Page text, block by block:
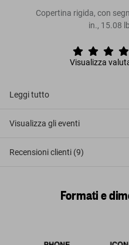
Copertina rigida, con
in., 15.08 lb
Visualizza
Leggi tutto
Visualizza gli eventi
Recensioni clienti (9)
Formati e